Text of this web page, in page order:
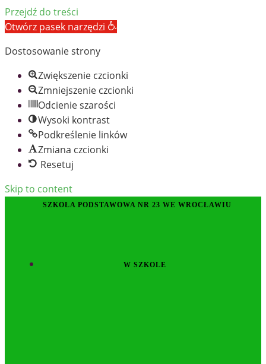
Przejdź do treści
Otwórz pasek narzędzi
Dostosowanie strony
Zwiększenie czcionki
Zmniejszenie czcionki
Odcienie szarości
Wysoki kontrast
Podkreślenie linków
Zmiana czcionki
Resetuj
Skip to content
SZKOŁA PODSTAWOWA NR 23 WE WROCŁAWIU
W SZKOLE